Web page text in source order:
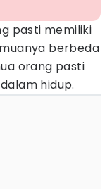
pasti memiliki
berbeda
orang pasti
hidup.